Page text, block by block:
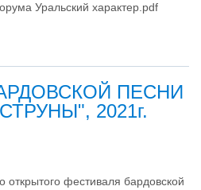
Уральский характер.pdf
ПЕСНИ
2021г.
открытого фестиваля бардовской